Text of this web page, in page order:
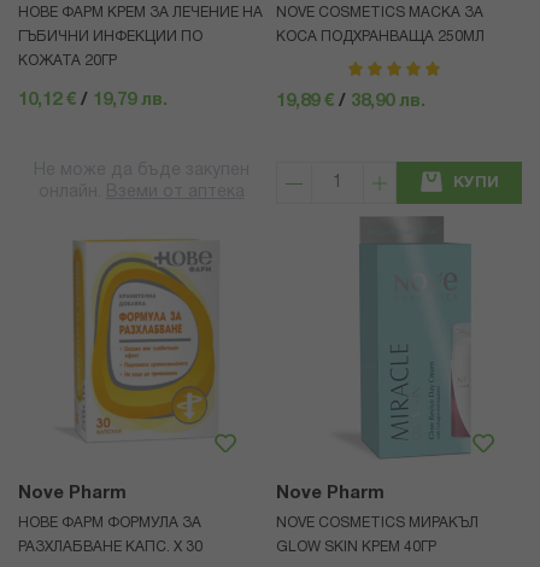
НОВЕ ФАРМ КРЕМ ЗА ЛЕЧЕНИЕ НА
ГЪБИЧНИ ИНФЕКЦИИ ПО
КОЖАТА 20ГР
10,12 € / 19,79 лв.
NOVE COSMETICS МАСКА ЗА
КОСА ПОДХРАНВАЩА 250МЛ
рейтинг:
19,89 € / 38,90 лв.
КУПИ
Nove Pharm
НОВЕ ФАРМ ФОРМУЛА ЗА
РАЗХЛАБВАНЕ КАПС. Х 30
Nove Pharm
NOVE COSMETICS МИРАКЪЛ
GLOW SKIN КРЕМ 40ГР